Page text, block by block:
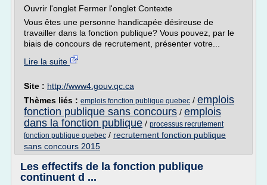
Ouvrir l'onglet Fermer l'onglet Contexte
Vous êtes une personne handicapée désireuse de
travailler dans la fonction publique? Vous pouvez, par le
biais de concours de recrutement, présenter votre...
Lire la suite
Site : http://www4.gouv.qc.ca
Thèmes liés : emplois fonction publique quebec / emplois
fonction publique sans concours / emplois
dans la fonction publique / processus recrutement
fonction publique quebec / recrutement fonction publique
sans concours 2015
Les effectifs de la fonction publique
continuent d ...